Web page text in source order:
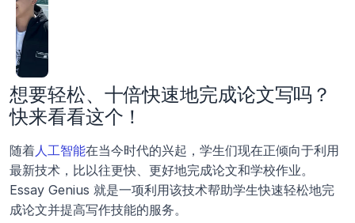
想要轻松、十倍快速地完成论文写吗？
快来看看这个！
随着人工智能在当今时代的兴起，学生们现在正倾向于利用
最新技术，比以往更快、更好地完成论文和学校作业。
Essay Genius 就是一项利用该技术帮助学生快速轻松地完
成论文并提高写作技能的服务。